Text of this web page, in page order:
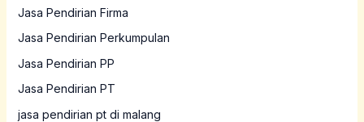
Jasa Pendirian Firma
Jasa Pendirian Perkumpulan
Jasa Pendirian PP
Jasa Pendirian PT
jasa pendirian pt di malang